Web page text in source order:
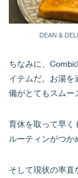
DEAN &
ちなみに、Combi
イテムだ。お湯を
備がとてもスムー
育休を取って早く
ルーティンがつか
そして現状の率直